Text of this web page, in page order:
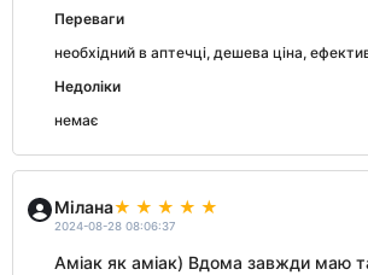
Переваги
необхідний в аптечці, дешева ціна,
Недоліки
немає
Мілана
2024-08-28 08:06:37
Аміак як аміак) Вдома завжди маю